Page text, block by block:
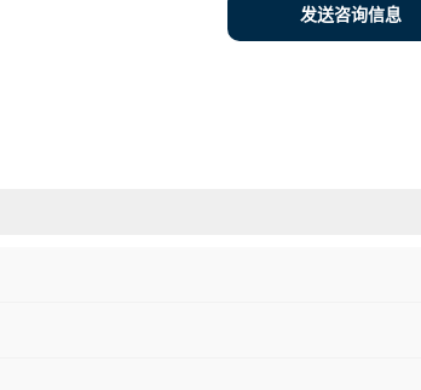
发送咨询信息